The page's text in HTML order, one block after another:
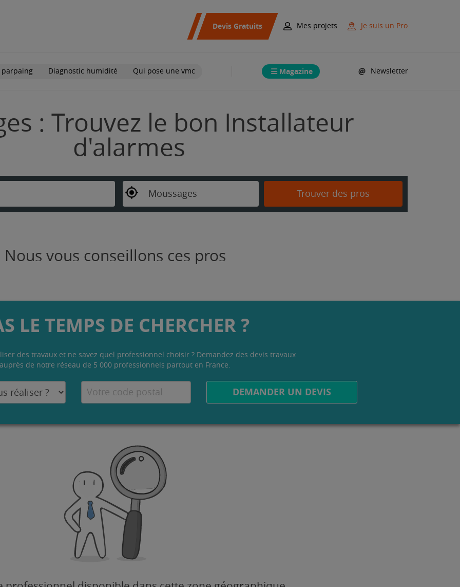
Devis Gratuits Mes projets Je suis un Pro
Diagnostic humidité Qui pose une vmc Magazine Newsletter
: Trouvez le bon Installateur
d'alarmes
Moussages Trouver des pros
Nous vous conseillons ces pros
LE TEMPS DE CHERCHER ?
des travaux et ne savez quel professionnel choisir ? Demandez des devis travaux
auprès de notre réseau de 5 000 professionnels partout en France.
DEMANDER UN DEVIS